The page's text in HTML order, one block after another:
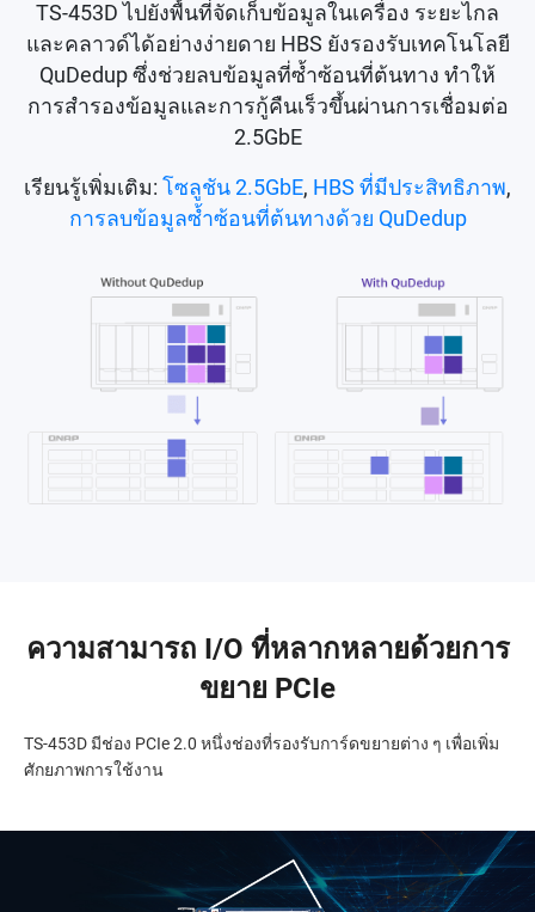
TS-453D ไปยังพื้นที่จัดเก็บข้อมูลในเครื่อง ระยะไกล
และคลาวด์ได้อย่างง่ายดาย HBS ยังรองรับเทคโนโลยี
QuDedup ซึ่งช่วยลบข้อมูลที่ซ้ำซ้อนที่ต้นทาง ทำให้
การสำรองข้อมูลและการกู้คืนเร็วขึ้นผ่านการเชื่อมต่อ
2.5GbE
เรียนรู้เพิ่มเติม: โซลูชัน 2.5GbE, HBS ที่มีประสิทธิภาพ,
การลบข้อมูลซ้ำซ้อนที่ต้นทางด้วย QuDedup
ความสามารถ I/O ที่หลากหลายด้วยการ
ขยาย PCIe
TS-453D มีช่อง PCIe 2.0 หนึ่งช่องที่รองรับการ์ดขยายต่าง ๆ เพื่อเพิ่ม
ศักยภาพการใช้งาน